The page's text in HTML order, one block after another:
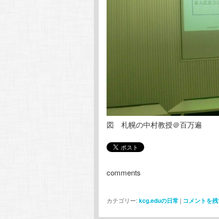
図 札幌の中村教授＠百万遍
comments
カテゴリー:kcg.eduの日常 | コメントを